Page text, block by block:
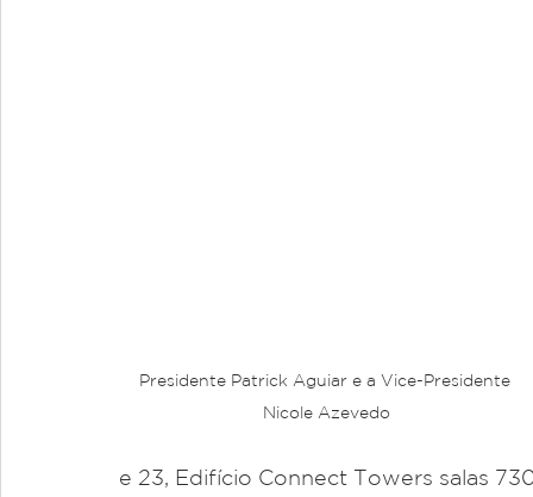
Presidente Patrick Aguiar e a Vice-Presidente
Nicole Azevedo
e 23, Edifício Connect Towers salas